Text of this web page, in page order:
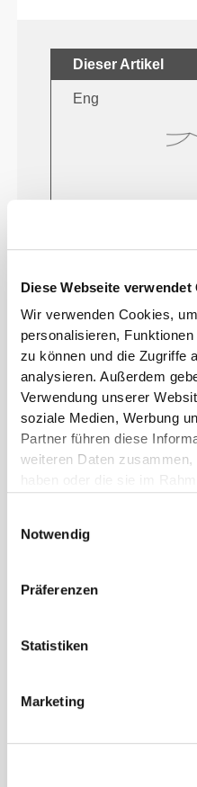
Diese Webseite verwendet
Wir verwenden Cookies,
personalisieren,
zu können und die Zugriffe
analysieren. Außerdem
Verwendung unserer
soziale Medien, Werbung
Partner führen diese
weiteren Daten
haben oder die sie im
Notwendig
Präferenzen
Statistiken
Marketing
Dieser Artikel
Eng
Fühle deinen
Bewegung. Diese
betont die
Normal